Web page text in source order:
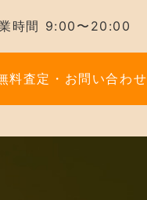
時間 9:00〜20:00
料査定・お問い合わせ